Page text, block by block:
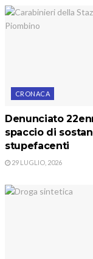
CRONACA
Denunciato
spaccio di
stupefacenti
29 LUGLIO, 2026